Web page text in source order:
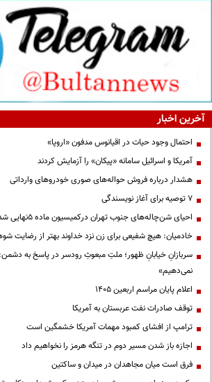
آخرین اخبار
احتمال وجود حیات در اقیانوس مدفون «اروپا»
آمریکا و اسرائیل سامانه «پیکان» را آزمایش کردند
هشدار درباره فروش حواله‌های صوری خودروهای وارداتی
۷ توصیه برای آغاز نویسندگی
احیای شن‌چاله‌های جنوب تهران درکمیسیون ماده ۵نهایی شد
خادمیان: هیچ شفیعی برای زن نزد خداوند بهتر از رضایت
سربازانِ خیابانِ ظهور؛ ملتِ مبعوثِ رودسر در پاسخ به دشمن:
نمی‌دهیم»
اعلام پایان مراسم اربعین ۱۴۰۵
توقف صادرات نفت عربستان به آمریکا
ترامپ از افشای کمبود مهمات آمریکا خشمگین است
اجازه باز شدن مسیر دوم در تنگه هرمز را نخواهیم داد
فرق است میان مجاهدان در میدان و ساکتین